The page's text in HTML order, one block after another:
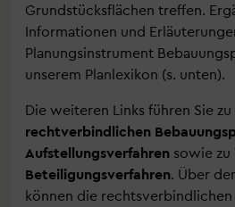
Grundstücksflächen treffen.
Informationen und
Planungsinstrument
unserem Planlexikon (s. unten).
Die weiteren Links führen Sie zu
rechtverbindlichen
Aufstellungsverfahren sowie zu
Beteiligungsverfahren. Über
können die rechtsverbindlichen